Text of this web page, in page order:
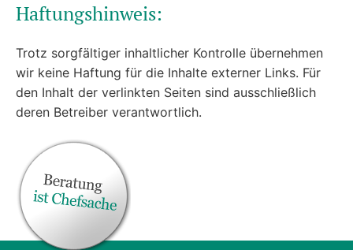
Haftungshinweis:
Trotz sorgfältiger inhaltlicher Kontrolle übernehmen
wir keine Haftung für die Inhalte externer Links. Für
den Inhalt der verlinkten Seiten sind ausschließlich
deren Betreiber verantwortlich.